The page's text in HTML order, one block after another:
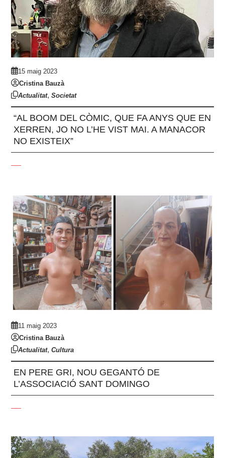
15 maig 2023
Cristina Bauzà
Actualitat,Societat
“AL BOOM DEL CÒMIC, QUE FA ANYS QUE EN
XERREN, JO NO L’HE VIST MAI. A MANACOR
NO EXISTEIX”
11 maig 2023
Cristina Bauzà
Actualitat,Cultura
EN PERE GRI, NOU GEGANTÓ DE
L’ASSOCIACIÓ SANT DOMINGO